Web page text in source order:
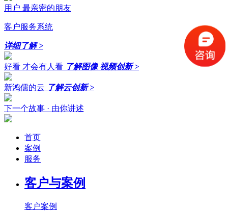
用户 最亲密的朋友
客户服务系统
详细了解>
好看 才会有人看 了解图像 视频创新>
新鸿儒的云 了解云创新>
下一个故事 · 由你讲述
首页
案例
服务
客户与案例
客户案例